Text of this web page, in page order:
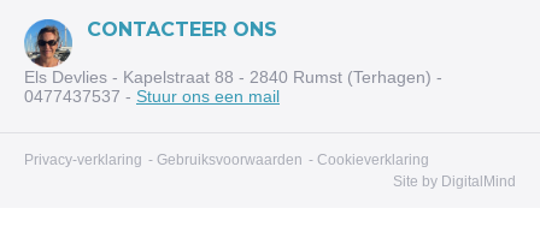
CONTACTEER ONS
Els Devlies - Kapelstraat 88 - 2840 Rumst (Terhagen) -
0477437537 - Stuur ons een mail
Privacy-verklaring - Gebruiksvoorwaarden - Cookieverklaring
Site by DigitalMind